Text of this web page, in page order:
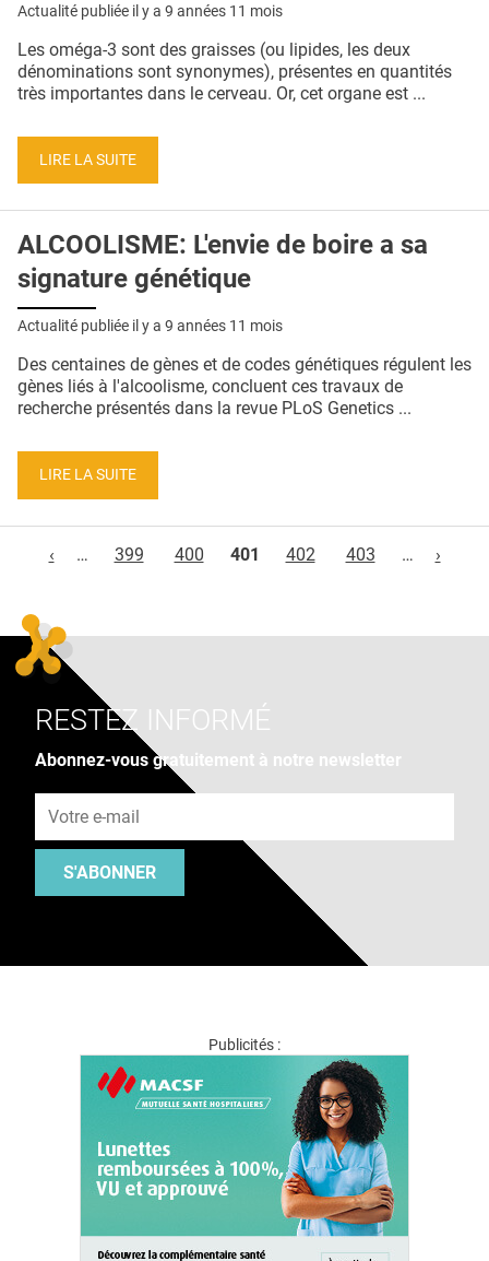
Actualité publiée il y a 9 années 11 mois
Les oméga-3 sont des graisses (ou lipides, les deux
dénominations sont synonymes), présentes en quantités
très importantes dans le cerveau. Or, cet organe est ...
LIRE LA SUITE
ALCOOLISME: L'envie de boire a sa
signature génétique
Actualité publiée il y a 9 années 11 mois
Des centaines de gènes et de codes génétiques régulent les
gènes liés à l'alcoolisme, concluent ces travaux de
recherche présentés dans la revue PLoS Genetics ...
LIRE LA SUITE
‹
… 399 400 401 402 403 … ›
RESTEZ INFORMÉ
Abonnez-vous gratuitement à notre newsletter
S'ABONNER
Publicités :